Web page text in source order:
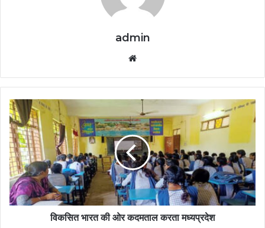
admin
विकसित भारत की ओर कदमताल करता मध्यप्रदेश